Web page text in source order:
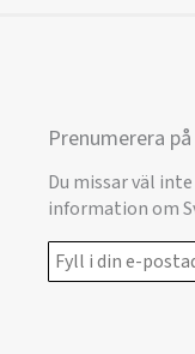
Prenumerera
Du missar väl
information om